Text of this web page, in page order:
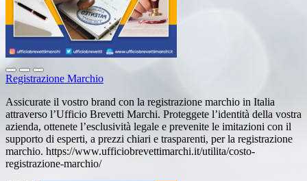
Registrazione Marchio
Assicurate il vostro brand con la registrazione marchio in Italia
attraverso l’Ufficio Brevetti Marchi. Proteggete l’identità della vostra
azienda, ottenete l’esclusività legale e prevenite le imitazioni con il
supporto di esperti, a prezzi chiari e trasparenti, per la registrazione
marchio. https://www.ufficiobrevettimarchi.it/utilita/costo-
registrazione-marchio/